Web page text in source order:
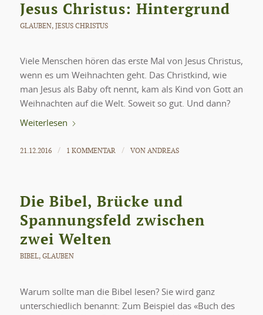
Jesus Christus: Hintergrund
GLAUBEN, JESUS CHRISTUS
Viele Menschen hören das erste Mal von Jesus Christus,
wenn es um Weihnachten geht. Das Christkind, wie
man Jesus als Baby oft nennt, kam als Kind von Gott an
Weihnachten auf die Welt. Soweit so gut. Und dann?
Weiterlesen
21.12.2016 / 1 KOMMENTAR / VONANDREAS
Die Bibel, Brücke und
Spannungsfeld zwischen
zwei Welten
BIBEL, GLAUBEN
Warum sollte man die Bibel lesen? Sie wird ganz
unterschiedlich benannt: Zum Beispiel das «Buch des